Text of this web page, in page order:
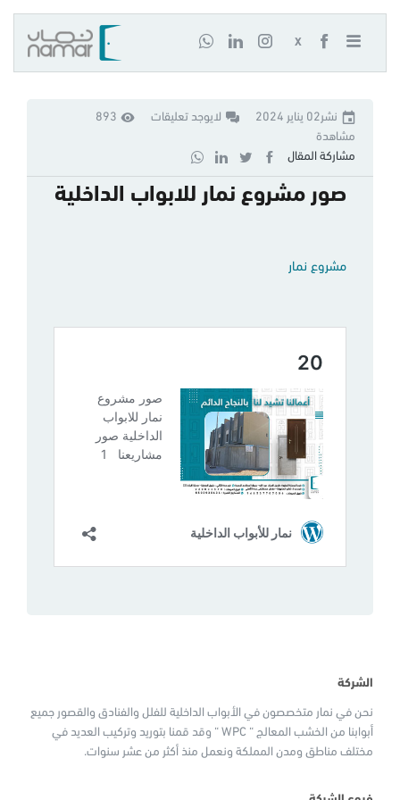
X
نشر02 يناير 2024 لايوجد تعليقات
893
مشاهدة
مشاركة المقال
صور مشروع نمار للابواب الداخلية
مشروع نمار
الشركة
نحن في نمار متخصصون في الأبواب الداخلية للفلل والفنادق والقصور جميع
أبوابنا من الخشب المعالج “ WPC “ وقد قمنا بتوريد وتركيب العديد في
مختلف مناطق ومدن المملكة ونعمل منذ أكثر من عشر سنوات.